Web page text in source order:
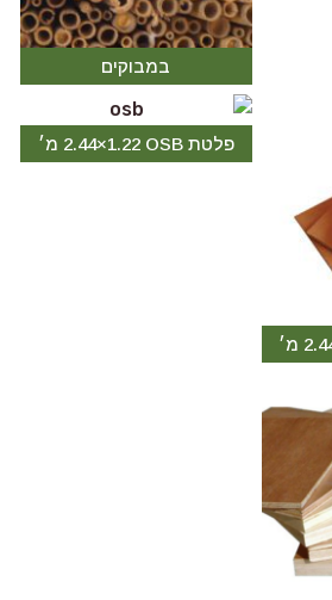
במבוקים
פלטת OSB ‏1.22×2.44 מ׳